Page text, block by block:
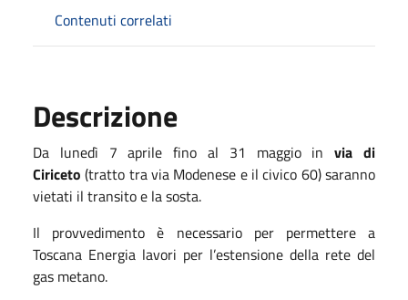
Contenuti correlati
Descrizione
Da lunedì 7 aprile fino al 31 maggio invia di
Ciriceto (tratto tra via Modenese e il civico 60) saranno
vietati il transito e la sosta.
Il provvedimento è necessario per permettere a
Toscana Energia lavori per l’estensione della rete del
gas metano.